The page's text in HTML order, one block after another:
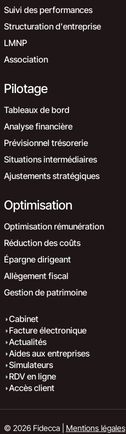
Suivi des performances
Structuration d'entreprise
LMNP
Association
Pilotage
Tableaux de bord
Analyse financière
Prévisionnel trésorerie
Situations intermédiaires
Ajustements stratégiques
Optimisation
Optimisation rémunération
Réduction des coûts
Épargne dirigeant
Allègement fiscal
Gestion de patrimoine
Cabinet
Facture électronique
Actualités
Aides aux entreprises
Simulateurs
RDV en ligne
Accès client
© 2026 Fidecca | Mentions légales|